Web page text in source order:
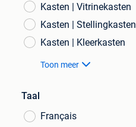
Kasten | Vitrinekasten
Kasten | Stellingkasten
Kasten | Kleerkasten
Toon meer
Taal
Français